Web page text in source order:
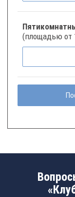
(площадью от